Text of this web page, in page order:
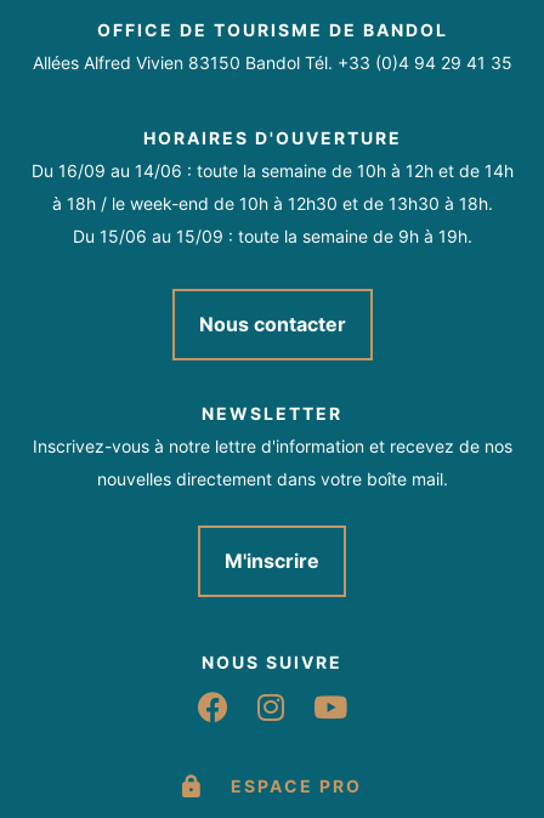
Fermé lundi et dimanche.
Fermetures exceptionnelles les 1er janvier, Lundi de Pâques,
Jeudi de l'Ascension, Lundi de Pentecôte, 1er mai, 8 mai, 14
juillet, 15 août, 1er novembre, 11 novembre et 25 décembre.
OFFICE DE TOURISME DE BANDOL
Allées Alfred Vivien 83150 Bandol Tél. +33 (0)4 94 29 41 35
HORAIRES D'OUVERTURE
Du 16/09 au 14/06 : toute la semaine de 10h à 12h et de 14h
à 18h / le week-end de 10h à 12h30 et de 13h30 à 18h.
Du 15/06 au 15/09 : toute la semaine de 9h à 19h.
Nous contacter
NEWSLETTER
Inscrivez-vous à notre lettre d'information et recevez de nos
nouvelles directement dans votre boîte mail.
M'inscrire
NOUS SUIVRE
Suivez-nous sur
Suivez-nous sur
Suivez-nous
ESPACE PRO